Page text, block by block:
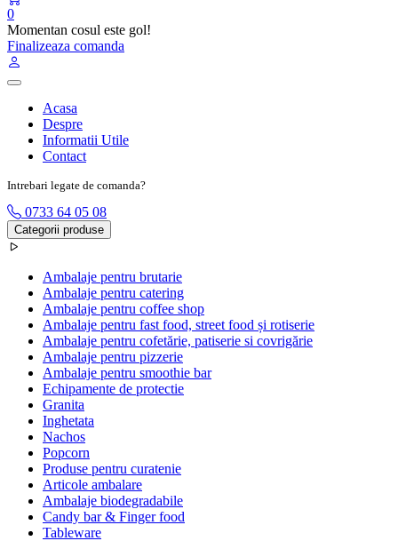
0
Momentan cosul este gol!
Finalizeaza comanda
Acasa
Despre
Informatii Utile
Contact
Intrebari legate de comanda?
0733 64 05 08
Categorii produse
Ambalaje pentru brutarie
Ambalaje pentru catering
Ambalaje pentru coffee shop
Ambalaje pentru fast food, street food și rotiserie
Ambalaje pentru cofetărie, patiserie si covrigărie
Ambalaje pentru pizzerie
Ambalaje pentru smoothie bar
Echipamente de protectie
Granita
Inghetata
Nachos
Popcorn
Produse pentru curatenie
Articole ambalare
Ambalaje biodegradabile
Candy bar & Finger food
Tableware